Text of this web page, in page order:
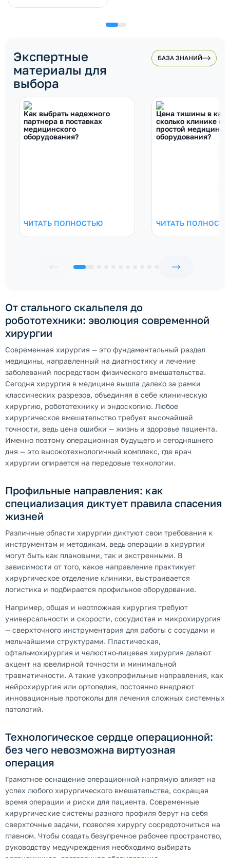
Экспертные
материалы для
выбора
БАЗА ЗНАНИЙ
Как выбрать надежного
партнера в поставках
медицинского
оборудования?
ЧИТАТЬ ПОЛНОСТЬЮ
Цена тишины в
сколько клинике
простой
оборудования?
ЧИТАТЬ
От стального скальпеля до
робототехники: эволюция современной
хирургии
Современная хирургия — это фундаментальный раздел
медицины, направленный на диагностику и лечение
заболеваний посредством физического вмешательства.
Сегодня хирургия в медицине вышла далеко за рамки
классических разрезов, объединяя в себе клиническую
хирургию, робототехнику и эндоскопию. Любое
хирургическое вмешательство требует высочайшей
точности, ведь цена ошибки — жизнь и здоровье пациента.
Именно поэтому операционная будущего и сегодняшнего
дня — это высокотехнологичный комплекс, где врач
хирургии опирается на передовые технологии.
Профильные направления: как
специализация диктует правила спасения
жизней
Различные области хирургии диктуют свои требования к
инструментам и методикам, ведь операции в хирургии
могут быть как плановыми, так и экстренными. В
зависимости от того, какое направление практикует
хирургическое отделение клиники, выстраивается
логистика и подбирается профильное оборудование.
Например, общая и неотложная хирургия требуют
универсальности и скорости, сосудистая и микрохирургия
— сверхточного инструментария для работы с сосудами и
мельчайшими структурами. Пластическая,
офтальмохирургия и челюстно-лицевая хирургия делают
акцент на ювелирной точности и минимальной
травматичности. А такие узкопрофильные направления, как
нейрохирургия или ортопедия, постоянно внедряют
инновационные протоколы для лечения сложных системных
патологий.
Технологическое сердце операционной:
без чего невозможна виртуозная
операция
Грамотное оснащение операционной напрямую влияет на
успех любого хирургического вмешательства, сокращая
время операции и риски для пациента. Современные
хирургические системы разного профиля берут на себя
сверхточные задачи, позволяя хирургу сосредоточиться на
главном. Чтобы создать безупречное рабочее пространство,
руководству медучреждения необходимо выбирать